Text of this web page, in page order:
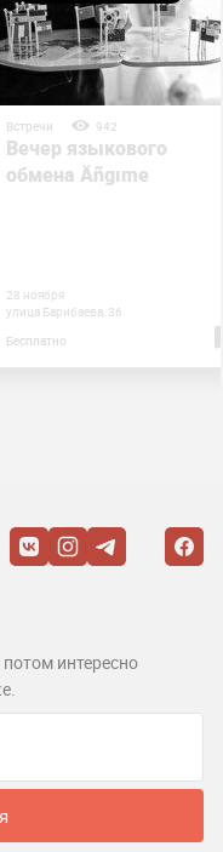
Встречи 942
Вечер языкового
обмена Äñgıme
28 ноября
улица Барибаева, 36
Бесплатно
интересно